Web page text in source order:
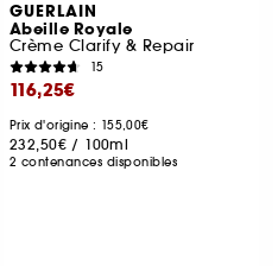
GUERLAIN
Abeille Royale
Crème Clarify & Repair
15
116,25€
Prix d'origine : 155,00€
232,50€ / 100ml
2 contenances disponibles